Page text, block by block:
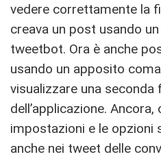
vedere correttamente la
creava un post usando
tweetbot. Ora è anche
usando un apposito
visualizzare una seconda
dell’applicazione.
impostazioni e le opzioni
anche nei tweet delle